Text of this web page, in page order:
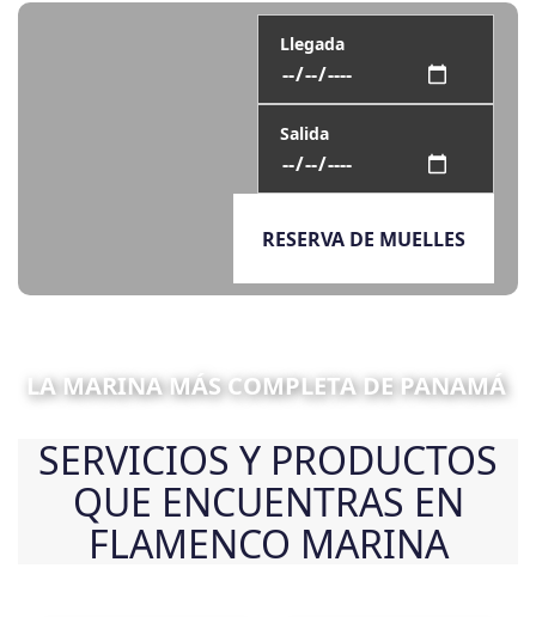
Llegada
Salida
RESERVA DE MUELLES
LA MARINA MÁS COMPLETA DE PANAMÁ
SERVICIOS Y PRODUCTOS
QUE ENCUENTRAS EN
FLAMENCO MARINA